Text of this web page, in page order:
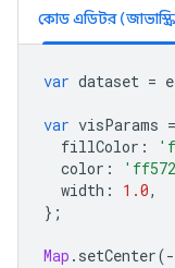
কোড এডিটর
var dataset =
var visParams =
fillColor :
color :
width : 1.0,
};
Map . setCenter(-